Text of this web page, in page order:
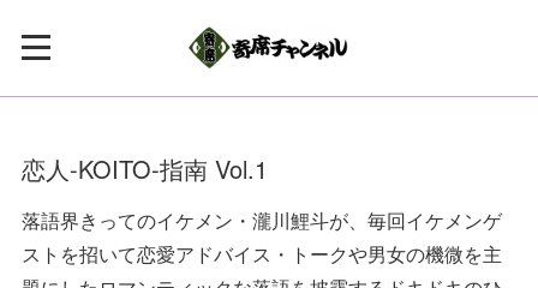
恋人-KOITO-指南 Vol.1
落語界きってのイケメン・瀧川鯉斗が、毎回イケメンゲ
ストを招いて恋愛アドバイス・トークや男女の機微を主